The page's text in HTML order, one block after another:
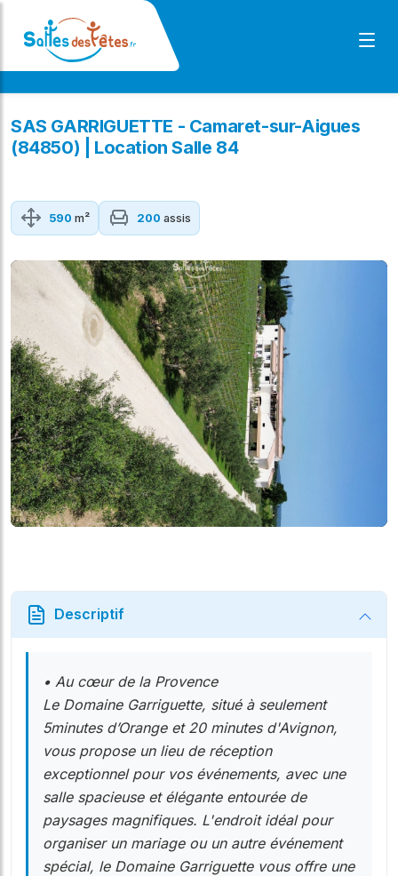
SAS GARRIGUETTE - Camaret-sur-Aigues
(84850) | Location Salle 84
590 m² 200 assis
Descriptif
• Au cœur de la Provence
Le Domaine Garriguette, situé à seulement
5minutes d’Orange et 20 minutes d'Avignon,
vous propose un lieu de réception
exceptionnel pour vos événements, avec une
salle spacieuse et élégante entourée de
paysages magnifiques. L'endroit idéal pour
organiser un mariage ou un autre événement
spécial, le Domaine Garriguette vous offre une